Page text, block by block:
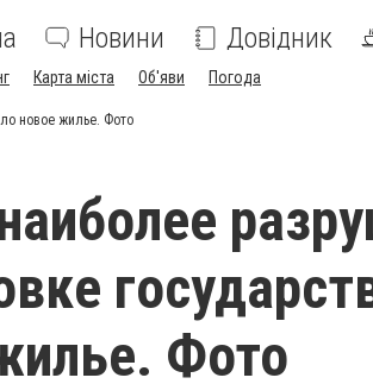
Новини Довідник
Карта міста Об'яви Погода
новое жилье. Фото
Фото